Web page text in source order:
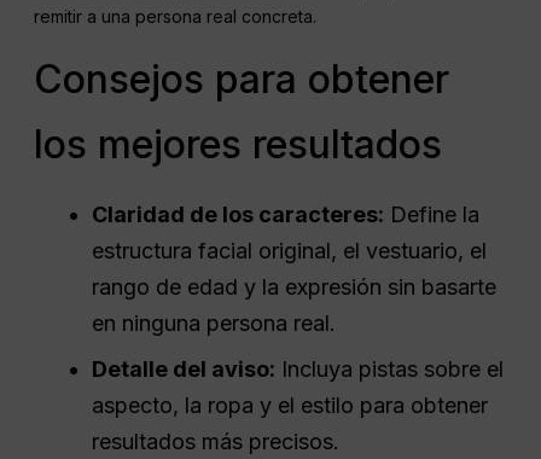
remitir a una persona real concreta.
Consejos para obtener
los mejores resultados
Claridad de los caracteres: Define la
estructura facial original, el vestuario, el
rango de edad y la expresión sin basarte
en ninguna persona real.
Detalle del aviso: Incluya pistas sobre el
aspecto, la ropa y el estilo para obtener
resultados más precisos.